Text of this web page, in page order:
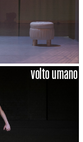
volto umano